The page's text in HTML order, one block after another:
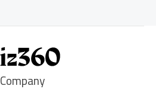
Company